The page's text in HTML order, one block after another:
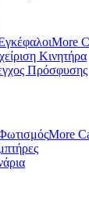
More
Κινητήρα
Πρόσφυσης
More